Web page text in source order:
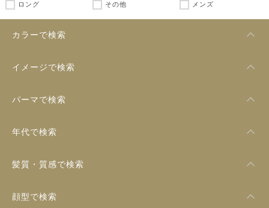
ロング その他 メンズ
カラーで検索
イメージで検索
パーマで検索
年代で検索
髪質・質感で検索
顔型で検索